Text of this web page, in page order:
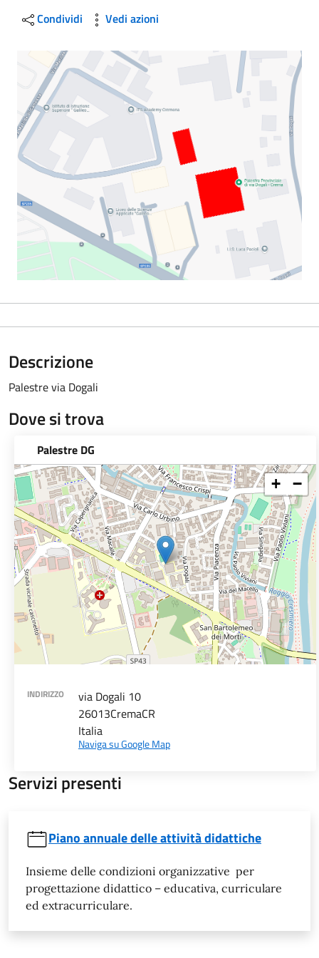
Condividi Vedi azioni
Descrizione
Palestre via Dogali
Dove si trova
Palestre DG
+ −
INDIRIZZO
via Dogali 10
26013CremaCR
Italia
Naviga su Google Map
Servizi presenti
Piano annuale delle attività didattiche
Insieme delle condizioni organizzative per
progettazione didattico – educativa, curriculare
ed extracurriculare.